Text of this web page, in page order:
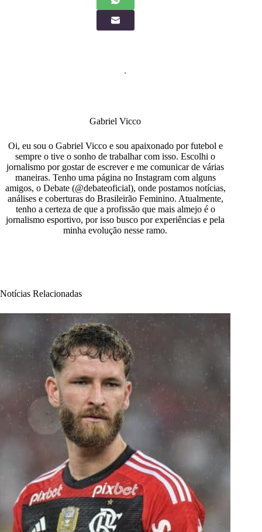
Gabriel Vicco
Oi, eu sou o Gabriel Vicco e sou apaixonado por futebol e
sempre o tive o sonho de trabalhar com isso. Escolhi o
jornalismo por gostar de escrever e me comunicar de várias
maneiras. Tenho uma página no Instagram com alguns
amigos, o Debate (@debateoficial), onde postamos notícias,
análises e coberturas do Brasileirão Feminino. Atualmente,
tenho a certeza de que a profissão que mais almejo é o
jornalismo esportivo, por isso busco por experiências e pela
minha evolução nesse ramo.
Notícias Relacionadas